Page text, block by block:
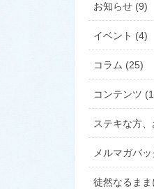
お知らせ (9)
イベント (4)
コラム (25)
コンテンツ
ステキな方
メルマガバ
徒然なるま